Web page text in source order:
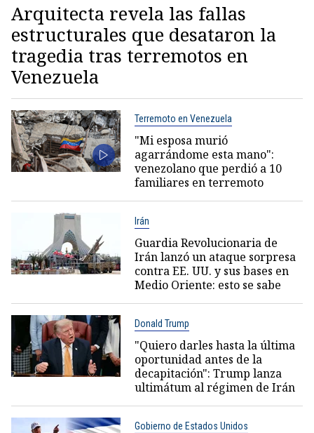
Arquitecta revela las fallas
estructurales que desataron la
tragedia tras terremotos en
Venezuela
Terremoto en Venezuela
"Mi esposa murió
agarrándome esta mano":
venezolano que perdió a 10
familiares en terremoto
Irán
Guardia Revolucionaria de
Irán lanzó un ataque sorpresa
contra EE. UU. y sus bases en
Medio Oriente: esto se sabe
Donald Trump
"Quiero darles hasta la última
oportunidad antes de la
decapitación": Trump lanza
ultimátum al régimen de Irán
Gobierno de Estados Unidos